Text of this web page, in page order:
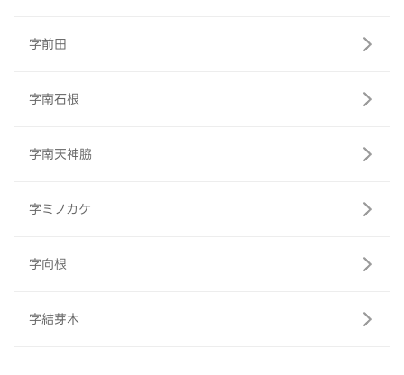
字前田
字南石根
字南天神脇
字ミノカケ
字向根
字結芽木